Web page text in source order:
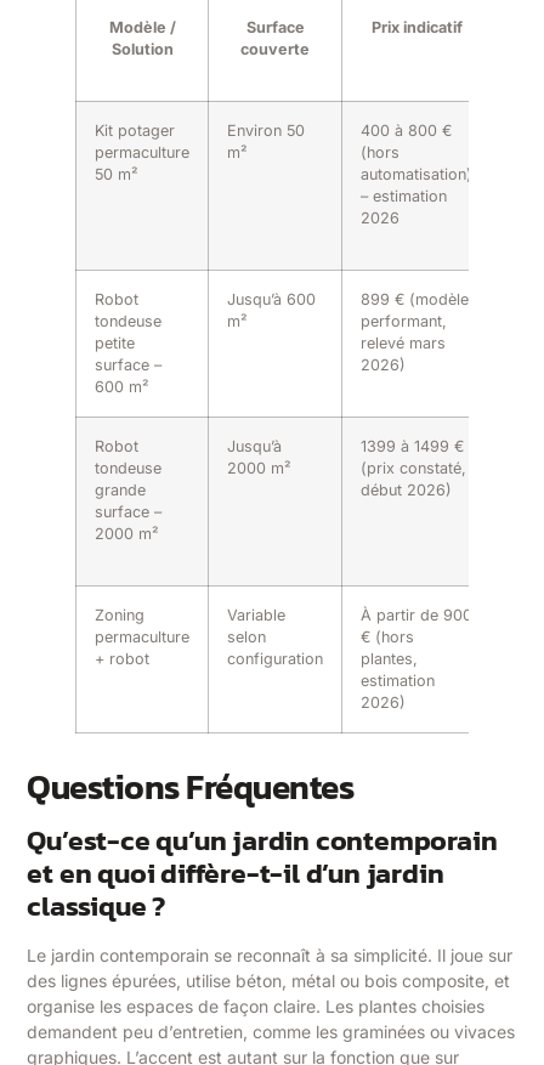
Modèle /
Solution
Surface
couverte
Prix indicatif
Kit potager
permaculture
50 m²
Environ 50
m²
400 à 800 €
(hors
automatisation)
– estimation
2026
Robot
tondeuse
petite
surface –
600 m²
Jusqu’à 600
m²
899 € (modèle
performant,
relevé mars
2026)
Robot
tondeuse
grande
surface –
2000 m²
Jusqu’à
2000 m²
1399 à 1499 €
(prix constaté,
début 2026)
Zoning
permaculture
+ robot
Variable
selon
configuration
À partir de 900
€ (hors
plantes,
estimation
2026)
Questions Fréquentes
Qu’est-ce qu’un jardin contemporain
et en quoi diffère-t-il d’un jardin
classique ?
Le jardin contemporain se reconnaît à sa simplicité. Il joue sur
des lignes épurées, utilise béton, métal ou bois composite, et
organise les espaces de façon claire. Les plantes choisies
demandent peu d’entretien, comme les graminées ou vivaces
graphiques. L’accent est autant sur la fonction que sur